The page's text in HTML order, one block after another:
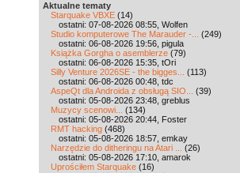
Aktualne tematy
Starquake VBXE (14)
ostatni: 07-08-2026 08:55, Wolfen
Studio komputerowe The Marauder -...
(249)
ostatni: 06-08-2026 19:56, pigula
Książka Gorgha o asemblerze (79)
ostatni: 06-08-2026 15:35, tOri
Silly Venture 2026SE - the bigges...
(113)
ostatni: 06-08-2026 00:48, tdc
AspeQt dla Androida z obsługą SIO...
(39)
ostatni: 05-08-2026 23:48, greblus
Muzycy scenowi...
(134)
ostatni: 05-08-2026 20:44, Foster
RMT hacking (468)
ostatni: 05-08-2026 18:57, emkay
Narzędzie do ditheringu na Atari ...
(26)
ostatni: 05-08-2026 17:10, amarok
Uprościłem Starquake (16)